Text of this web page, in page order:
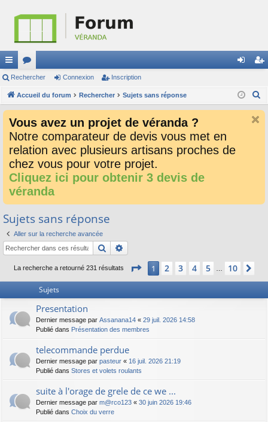
ac
co
ci
or
u
s
ne cri
Rechercher Connexion Inscription
Accueil du forum Rechercher Sujets sans réponse
Vous avez un projet de véranda ?
Notre comparateur de devis vous met en
relation avec plusieurs artisans proches de
chez vous pour votre projet.
Cliquez ici pour obtenir 3 devis de
véranda
Sujets sans réponse
Aller sur la recherche avancée
Rechercher
La recherche a retourné 231 résultats Page 1sur 10
1 2 3 4 5 10
Sujets
Presentation
Dernier message par Assanana14 « 29 juil. 2026 14:58
Publié dans Présentation des membres
telecommande perdue
Dernier message par pasteur « 16 juil. 2026 21:19
Publié dans Stores et volets roulants
suite à l'orage de grele de ce we ...
Dernier message par m@rco123 « 30 juin 2026 19:46
Publié dans Choix du verre